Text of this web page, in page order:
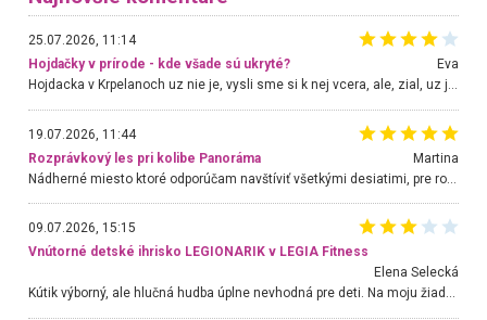
25.07.2026, 11:14
Hojdačky v prírode - kde všade sú ukryté?
Eva
Hojdacka v Krpelanoch uz nie je, vysli sme si k nej vcera, ale, zial, uz je znicena. Ak sem planujete cestu len kvoli hojdacke, mozete si ju usetrit. Krasny vyhlad je tu vsak aj bez hojdacky :-)
19.07.2026, 11:44
Rozprávkový les pri kolibe Panoráma
Martina
Nádherné miesto ktoré odporúčam navštíviť všetkými desiatimi, pre rodiny s deťmi, dôchodcom... Proste a jednoducho ozaj rozprávkový les.. určite ešte prídeme. Odniesli sme si na pamiatku krásne tričká,
09.07.2026, 15:15
Vnútorné detské ihrisko LEGIONARIK v LEGIA Fitness
Elena Selecká
Kútik výborný, ale hlučná hudba úplne nevhodná pre deti. Na moju žiadosť o aspoň sušenie nereagovali.